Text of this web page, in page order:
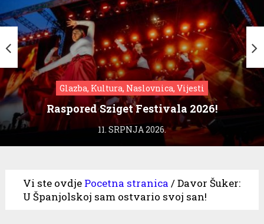
Glazba, Kultura, Naslovnica, Vijesti
Raspored Sziget Festivala 2026!
11. SRPNJA 2026.
Vi ste ovdje Pocetna stranica /Davor Šuker:
U Španjolskoj sam ostvario svoj san!